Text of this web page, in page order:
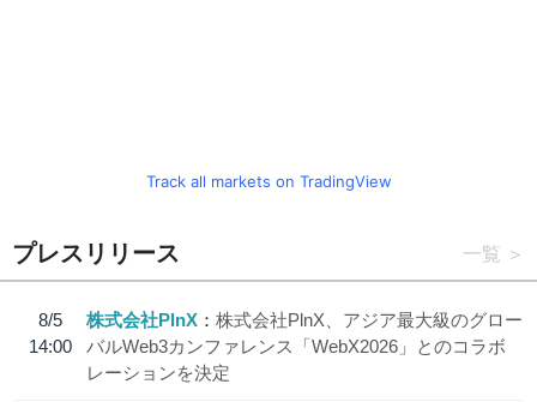
Track all markets on TradingView
プレスリリース 一覧
8/5
14:00
株式会社PlnX
株式会社PlnX、アジア最大級のグロー
バルWeb3カンファレンス「WebX2026」とのコラボ
レーションを決定